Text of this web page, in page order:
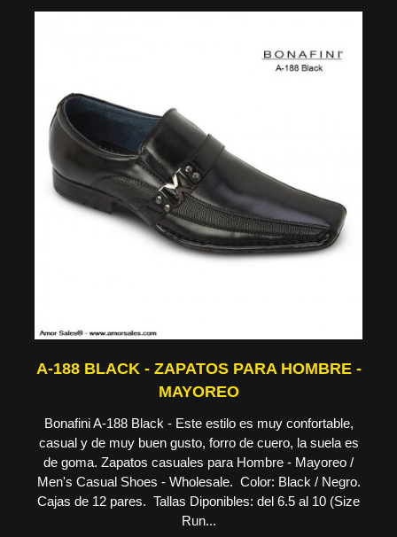
A-188 BLACK - ZAPATOS PARA HOMBRE -
MAYOREO
Bonafini A-188 Black - Este estilo es muy confortable,
casual y de muy buen gusto, forro de cuero, la suela es
de goma. Zapatos casuales para Hombre - Mayoreo /
Men's Casual Shoes - Wholesale. Color: Black / Negro.
Cajas de 12 pares. Tallas Diponibles: del 6.5 al 10 (Size
Run...